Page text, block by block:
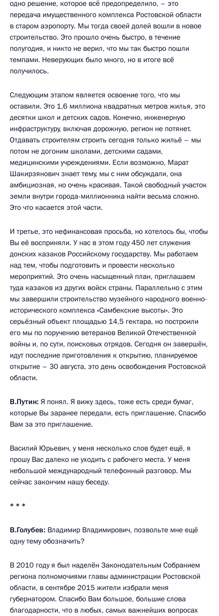
одно решение, которое всё предопределило, – это
передача имущественного комплекса Ростовской области
в старом аэропорту. Мы тогда своей долей вошли в новое
строительство. Это прошло очень быстро, в течение
полугодия, и никто не верил, что мы так быстро пошли
темпами. Неверующих было много, но в итоге всё
получилось.
Следующим этапом является освоение того, что мы
оставили. Это 1,6 миллиона квадратных метров жилья, это
десятки школ и детских садов. Конечно, инженерную
инфраструктуру, включая дорожную, регион не потянет.
Отдавать строителям строить сегодня только жильё – мы
потом не догоним школами, детскими садами,
медицинскими учреждениями. Если возможно, Марат
Шакирзянович знает тему, мы с ним обсуждали, она
амбициозная, но очень красивая. Такой свободный участок
земли внутри города-миллионника найти весьма сложно.
Это что касается этой части.
И третье, это нефинансовая просьба, но хотелось бы, чтобы
Вы её восприняли. У нас в этом году 450 лет служения
донских казаков Российскому государству. Мы работаем
над тем, чтобы подготовить и провести несколько
мероприятий. Это очень насыщенный план, приглашаем
туда казаков из других войск страны. Параллельно с этим
мы завершили строительство музейного народного военно-
исторического комплекса «Самбекские высоты». Это
серьёзный объект площадью 14,5 гектара, но построили
его мы по поручению ветеранов Великой Отечественной
войны и, по сути, поисковых отрядов. Сегодня он завершён,
идут последние приготовления к открытию, планируемое
открытие – 30 августа, это день освобождения Ростовской
области.
В.Путин: Я понял. Я вижу здесь, тоже есть среди бумаг,
которые Вы заранее передали, есть приглашение. Спасибо
Вам за это приглашение.
Василий Юрьевич, у меня несколько слов будет ещё, я
прошу Вас далеко не уходить с рабочего места. У меня
небольшой международный телефонный разговор. Мы
сейчас закончим нашу беседу.
* * *
В.Голубев: Владимир Владимирович, позвольте мне ещё
одну тему обозначить?
В 2010 году я был наделён Законодательным Собранием
региона полномочиями главы администрации Ростовской
области, в сентябре 2015 жители избрали меня
губернатором. Спасибо Вам большое, большие слова
благодарности, что в любых, самых важнейших вопросах